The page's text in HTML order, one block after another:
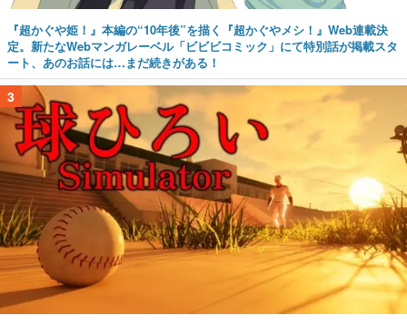
『超かぐや姫！』本編の“10年後”を描く『超かぐやメシ！』Web連載決
定。新たなWebマンガレーベル「ビビビコミック」にて特別話が掲載スタ
ート、あのお話には…まだ続きがある！
3